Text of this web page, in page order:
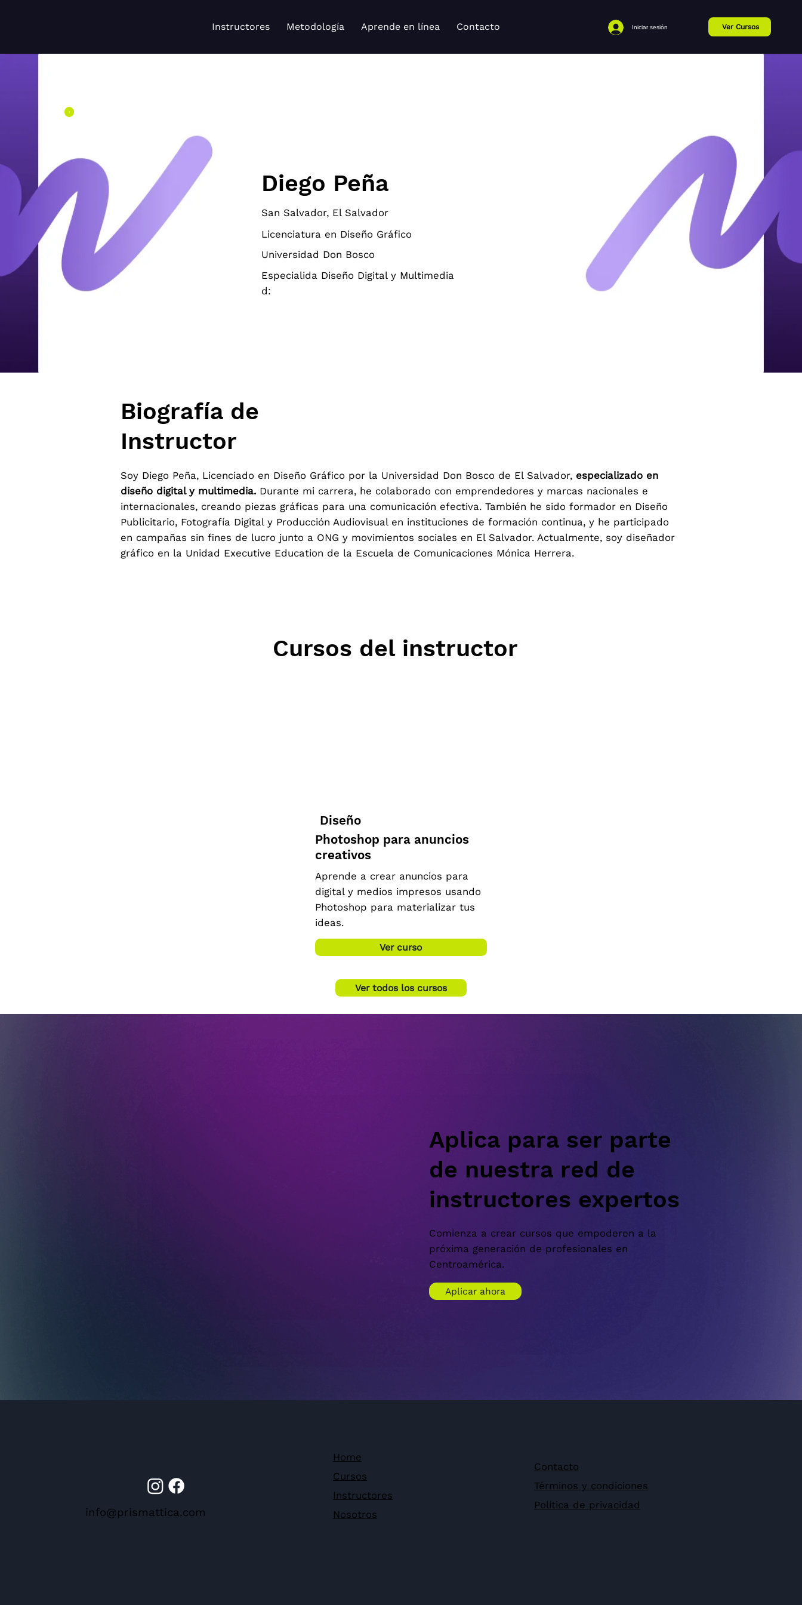
Iniciar sesión Ver Cursos
Instructores Metodología Aprende en línea Contacto
Diego Peña
San Salvador, El Salvador
Licenciatura en Diseño Gráfico
Universidad Don Bosco
Especialida
d:
Diseño Digital y Multimedia
Cursos del instructor
Diseño
Photoshop para anuncios
creativos
Aprende a crear anuncios para
digital y medios impresos usando
Photoshop para materializar tus
ideas.
Ver curso
Ver todos los cursos
Aplica para ser parte
de nuestra red de
instructores expertos
Comienza a crear cursos que empoderen a la
próxima generación de profesionales en
Centroamérica.
Aplicar ahora
Biografía de
Instructor
Soy Diego Peña, Licenciado en Diseño Gráfico por la Universidad Don Bosco de El Salvador, especializado en
diseño digital y multimedia.Durante mi carrera, he colaborado con emprendedores y marcas nacionales e
internacionales, creando piezas gráficas para una comunicación efectiva. También he sido formador en Diseño
Publicitario, Fotografía Digital y Producción Audiovisual en instituciones de formación continua, y he participado
en campañas sin fines de lucro junto a ONG y movimientos sociales en El Salvador. Actualmente, soy diseñador
gráfico en la Unidad Executive Education de la Escuela de Comunicaciones Mónica Herrera.
info@prismattica.com
Home
Cursos
Instructores
Nosotros
Contacto
Términos y condiciones
Política de privacidad